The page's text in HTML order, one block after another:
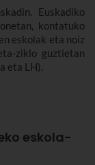
Euskadiko
kontatuko
eskolak eta noiz
ziklo guztietan
eta LH).
eskola-